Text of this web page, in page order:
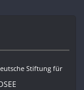
Stiftung für